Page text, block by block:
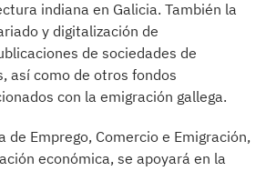
indiana en Galicia. También la
y digitalización de
de sociedades de
así como de otros fondos
con la emigración gallega.
de Emprego, Comercio e Emigración,
económica, se apoyará en la